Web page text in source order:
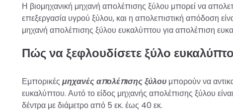
Η βιομηχανική μηχανή απολέπισης ξύλου μπορεί να
επεξεργασία υγρού ξύλου, και η απολεπιστική απόδοση
μηχανή απολέπισης ξύλου ευκαλύπτου για απολέπιση
Πώς να ξεφλουδίσετε ξύλο
Εμπορικές μηχανές απολέπισης ξύλου μπορούν να
ευκαλύπτου. Αυτό το είδος μηχανής απολέπισης ξύλου
δέντρα με διάμετρο από 5 εκ. έως 40 εκ.